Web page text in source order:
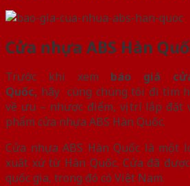
Cửa nhựa ABS Hàn
Trước khi xem báo giá
Quốc, hãy cùng chúng tôi đi tìm
về ưu – nhược điểm, vị trí lắp đặt
phẩm cửa nhựa ABS Hàn Quốc.
Cửa nhựa ABS Hàn Quốc là một
xuất xứ từ Hàn Quốc. Cửa đã
quốc gia, trong đó có Việt Nam.